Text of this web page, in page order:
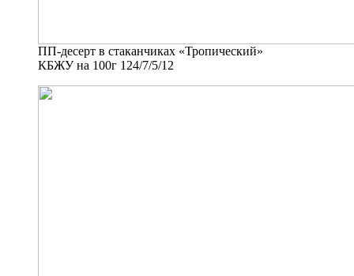
ПП-десерт в стаканчиках «Тропический»
КБЖУ на 100г 124/7/5/12